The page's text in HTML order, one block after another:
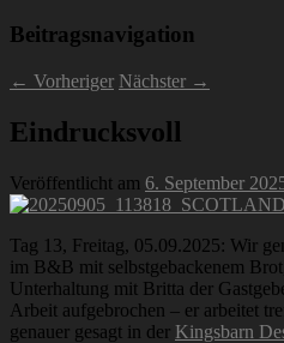
Beitragsnavigation
← Vorheriger Nächster →
Eindrucksvoll
Veröffentlicht am 6. September
Tag 13, Freitag, 05.09.2025: Wir
im B&B mit selbstgebackenem
Unterhaltung mit Britta der
Arbeit aufgebrochen – er arbeitet
genauer gesagt in der Kingsbarn